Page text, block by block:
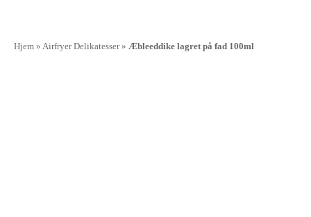
Hjem » Airfryer Delikatesser» Æbleeddike lagret på fad 100ml